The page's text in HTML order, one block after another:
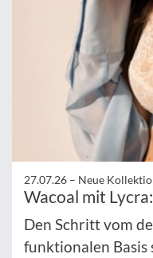
27.07.26 – Neue
Wacoal mit
Den Schritt vom
funktionalen Basis